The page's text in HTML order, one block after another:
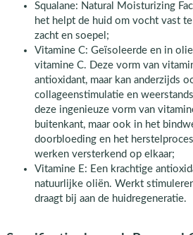
Squalane: Natural Moisturizing
het helpt de huid om vocht vast
zacht en soepel;
Vitamine C: Geïsoleerde en in
vitamine C. Deze vorm van
antioxidant, maar kan anderzijds
collageenstimulatie en
deze ingenieuze vorm van
buitenkant, maar ook in het
doorbloeding en het
werken versterkend op elkaar;
Vitamine E: Een krachtige
natuurlijke oliën. Werkt
draagt bij aan de huidregeneratie.